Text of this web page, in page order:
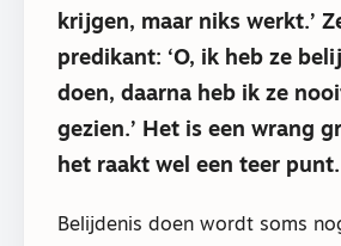
krijgen, maar niks werkt.’
predikant: ‘O, ik heb ze
doen, daarna heb ik ze
gezien.’ Het is een wrang
het raakt wel een teer punt.
Belijdenis doen wordt soms